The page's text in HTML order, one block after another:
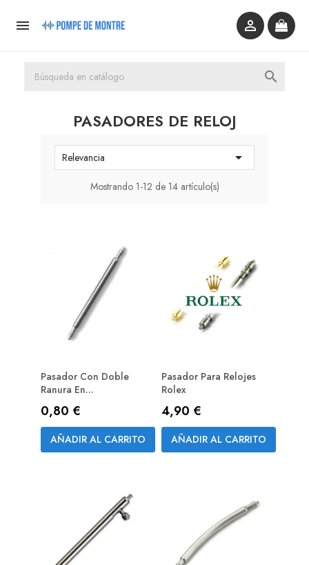
 

PASADORES DE RELOJ
Relevancia 
Mostrando 1-12 de 14 artículo(s)
Pasador Con Doble
Ranura En...
Precio
0,80 €
AÑADIR AL CARRITO
Pasador Para Relojes
Rolex
Precio
4,90 €
AÑADIR AL CARRITO